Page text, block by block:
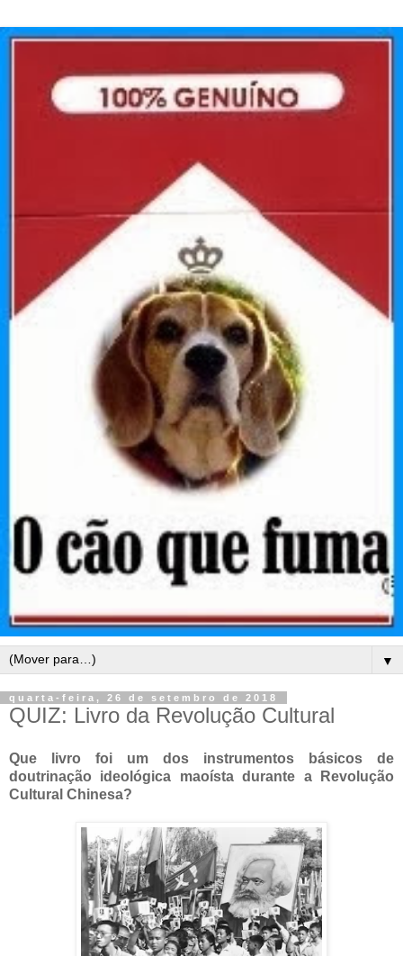
▼
quarta-feira, 26 de setembro de 2018
QUIZ: Livro da Revolução Cultural
Que livro foi um dos instrumentos básicos de
doutrinação ideológica maoísta durante a Revolução
Cultural Chinesa?